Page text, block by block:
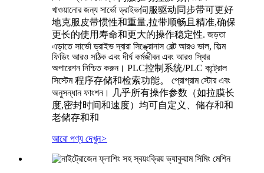
খাওয়ানোর জন্য সার্ভো ড্রাইভ伺服驱动同步带可更好
地克服皮带惯性和重量,拉带顺畅且精准,确保
更长的使用寿命和更大的操作稳定性. জড়তা
এড়াতে সার্ভো ড্রাইভ দ্বারা সিঙ্ক্রোনাস বেল্ট আরও ভাল, ফিল্ম
ফিডিং আরও সঠিক এবং দীর্ঘ কর্মজীবন এবং আরও স্থির
অপারেশন নিশ্চিত করুন। PLC控制系统/PLC কন্ট্রোল
সিস্টেম 程序存储和检索功能。 প্রোগ্রাম স্টোর এবং
অনুসন্ধান ফাংশন। 几乎所有操作参数（如拉膜长
度,密封时间和速度）均可自定义、储存和和
老储存和和
আরো পণ্য দেখুন>